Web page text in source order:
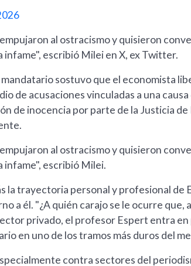
al ostracismo y quisieron
escribió Milei en X, ex Twitter.
sostuvo que el economista
de acusaciones vinculadas a una
de inocencia por parte de la Justicia
al ostracismo y quisieron
infame", escribió Milei.
la trayectoria personal y profesional de
a él. "¿A quién carajo se le ocurre que,
privado, el profesor Espert entra
en uno de los tramos más duros del
contra sectores del